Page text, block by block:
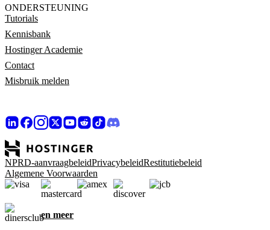
ONDERSTEUNING
Tutorials
Kennisbank
Hostinger Academie
Contact
Misbruik melden
NPRD-aanvraagbeleidPrivacybeleidRestitutiebeleid
Algemene Voorwaarden
en meer